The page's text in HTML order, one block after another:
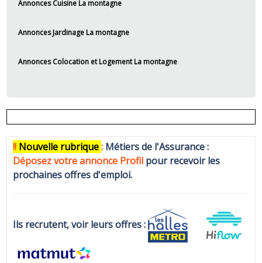
Annonces Cuisine La montagne
Annonces Jardinage La montagne
Annonces Colocation et Logement La montagne
!! Nouvelle rubrique: Métiers de l'Assurance :
Déposez votre annonce Profil pour recevoir les
prochaines offres d'emploi.
Ils recrutent, voir leurs offres :